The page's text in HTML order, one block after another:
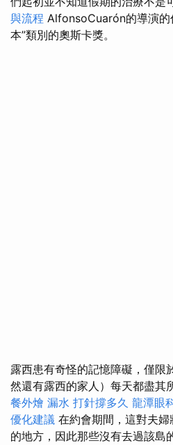
與流程 AlfonsoCuarón的導演的
本”類別的奧斯卡獎。
露西患有奇怪的記憶障礙，僅限
然還有露西的家人）每天都盡其
餐外燴 漏水 打針撐多久 龍潭眼
優化建議 在約會期間，這對夫
的地方，因此那些沒有去過該島